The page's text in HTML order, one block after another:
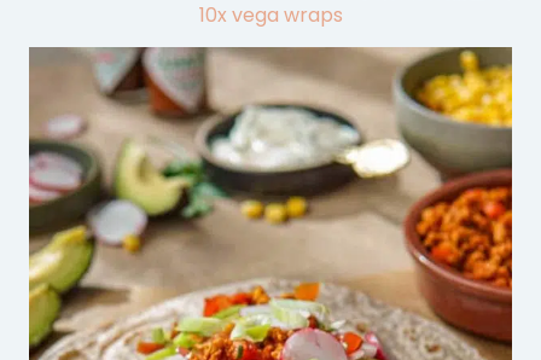
10x vega wraps